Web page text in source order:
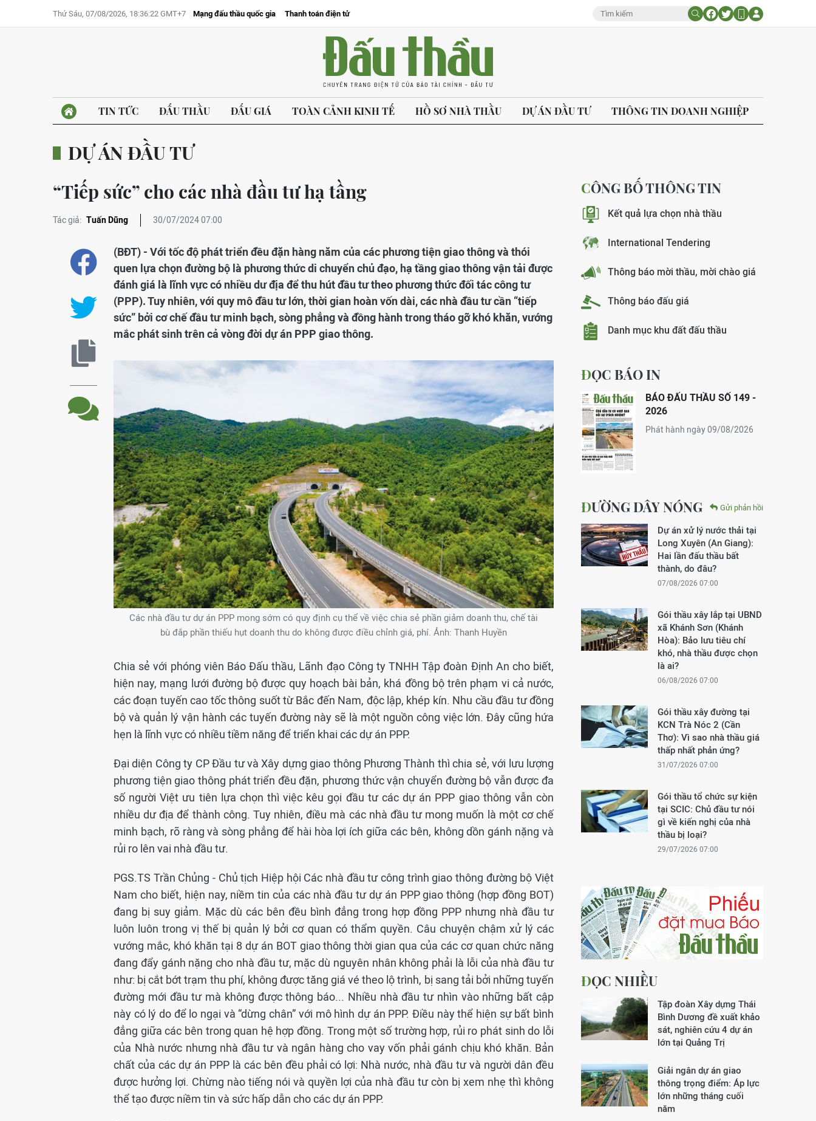
Thứ Sáu, 07/08/2026, 18:36:22 GMT+7 Mạng đấu thầu quốc gia Thanh toán điện tử
TIN TỨC ĐẤU THẦU ĐẤU GIÁ TOÀN CẢNH KINH TẾ HỒ SƠ NHÀ THẦU DỰ ÁN ĐẦU TƯ THÔNG TIN DOANH NGHIỆP
DỰ ÁN ĐẦU TƯ
“Tiếp sức” cho các nhà đầu tư hạ tầng
Tác giả: Tuấn Dũng 30/07/2024 07:00
(BĐT) - Với tốc độ phát triển đều đặn hàng năm của các phương tiện giao thông và thói
quen lựa chọn đường bộ là phương thức di chuyển chủ đạo, hạ tầng giao thông vận tải được
đánh giá là lĩnh vực có nhiều dư địa để thu hút đầu tư theo phương thức đối tác công tư
(PPP). Tuy nhiên, với quy mô đầu tư lớn, thời gian hoàn vốn dài, các nhà đầu tư cần “tiếp
sức” bởi cơ chế đầu tư minh bạch, sòng phẳng và đồng hành trong tháo gỡ khó khăn, vướng
mắc phát sinh trên cả vòng đời dự án PPP giao thông.
Các nhà đầu tư dự án PPP mong sớm có quy định cụ thể về việc chia sẻ phần giảm doanh thu, chế tài
bù đắp phần thiếu hụt doanh thu do không được điều chỉnh giá, phí. Ảnh: Thanh Huyền
Chia sẻ với phóng viên Báo Đấu thầu, Lãnh đạo Công ty TNHH Tập đoàn Định An cho biết,
hiện nay, mạng lưới đường bộ được quy hoạch bài bản, khá đồng bộ trên phạm vi cả nước,
các đoạn tuyến cao tốc thông suốt từ Bắc đến Nam, độc lập, khép kín. Nhu cầu đầu tư đồng
bộ và quản lý vận hành các tuyến đường này sẽ là một nguồn công việc lớn. Đây cũng hứa
hẹn là lĩnh vực có nhiều tiềm năng để triển khai các dự án PPP.
Đại diện Công ty CP Đầu tư và Xây dựng giao thông Phương Thành thì chia sẻ, với lưu lượng
phương tiện giao thông phát triển đều đặn, phương thức vận chuyển đường bộ vẫn được đa
số người Việt ưu tiên lựa chọn thì việc kêu gọi đầu tư các dự án PPP giao thông vẫn còn
nhiều dư địa để thành công. Tuy nhiên, điều mà các nhà đầu tư mong muốn là một cơ chế
minh bạch, rõ ràng và sòng phẳng để hài hòa lợi ích giữa các bên, không dồn gánh nặng và
rủi ro lên vai nhà đầu tư.
PGS.TS Trần Chủng - Chủ tịch Hiệp hội Các nhà đầu tư công trình giao thông đường bộ Việt
Nam cho biết, hiện nay, niềm tin của các nhà đầu tư dự án PPP giao thông (hợp đồng BOT)
đang bị suy giảm. Mặc dù các bên đều bình đẳng trong hợp đồng PPP nhưng nhà đầu tư
luôn luôn trong vị thế bị quản lý bởi cơ quan có thẩm quyền. Câu chuyện chậm xử lý các
vướng mắc, khó khăn tại 8 dự án BOT giao thông thời gian qua của các cơ quan chức năng
đang đẩy gánh nặng cho nhà đầu tư, mặc dù nguyên nhân không phải là lỗi của nhà đầu tư
như: bị cắt bớt trạm thu phí, không được tăng giá vé theo lộ trình, bị sang tải bởi những tuyến
đường mới đầu tư mà không được thông báo... Nhiều nhà đầu tư nhìn vào những bất cập
này có lý do để lo ngại và “dừng chân” với mô hình dự án PPP. Điều này thể hiện sự bất bình
đẳng giữa các bên trong quan hệ hợp đồng. Trong một số trường hợp, rủi ro phát sinh do lỗi
của Nhà nước nhưng nhà đầu tư và ngân hàng cho vay vốn phải gánh chịu khó khăn. Bản
chất của các dự án PPP là các bên đều phải có lợi: Nhà nước, nhà đầu tư và người dân đều
được hưởng lợi. Chừng nào tiếng nói và quyền lợi của nhà đầu tư còn bị xem nhẹ thì không
thể tạo được niềm tin và sức hấp dẫn cho các dự án PPP.
CÔNG BỐ THÔNG TIN
Kết quả lựa chọn nhà thầu
International Tendering
Thông báo mời thầu, mời chào giá
Thông báo đấu giá
Danh mục khu đất đấu thầu
ĐỌC BÁO IN
BÁO ĐẤU THẦU SỐ 149 -
2026
Phát hành ngày 09/08/2026
ĐƯỜNG DÂY NÓNG Gửi phản hồi
Dự án xử lý nước thải tại
Long Xuyên (An Giang):
Hai lần đấu thầu bất
thành, do đâu?
07/08/2026 07:00
Gói thầu xây lắp tại UBND
xã Khánh Sơn (Khánh
Hòa): Bảo lưu tiêu chí
khó, nhà thầu được chọn
là ai?
06/08/2026 07:00
Gói thầu xây đường tại
KCN Trà Nóc 2 (Cần
Thơ): Vì sao nhà thầu giá
thấp nhất phản ứng?
31/07/2026 07:00
Gói thầu tổ chức sự kiện
tại SCIC: Chủ đầu tư nói
gì về kiến nghị của nhà
thầu bị loại?
29/07/2026 07:00
ĐỌC NHIỀU
Tập đoàn Xây dựng Thái
Bình Dương đề xuất khảo
sát, nghiên cứu 4 dự án
lớn tại Quảng Trị
Giải ngân dự án giao
thông trọng điểm: Áp lực
lớn những tháng cuối
năm